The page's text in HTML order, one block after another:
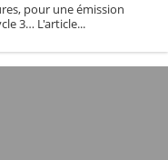
pour une émission
3… L'article...